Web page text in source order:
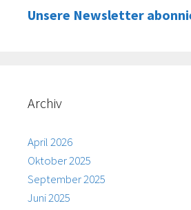
Unsere Newsletter
Archiv
April 2026
Oktober 2025
September 2025
Juni 2025